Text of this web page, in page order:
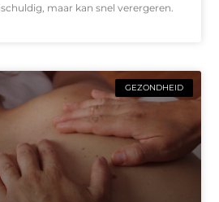
maar kan snel verergeren.
GEZONDHEID